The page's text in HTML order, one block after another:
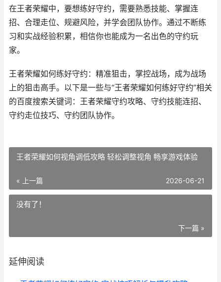
在王者荣耀中，要想练好守约，需要熟悉技能、掌握连
招、合理走位、规避风险，并学会团队协作。通过不断练
习和实战经验积累，相信你也能成为一名出色的守约玩
家。
王者荣耀如何练好守约：精准狙击，掌控战场，成为战场
上的狙击高手。以下是一些与“王者荣耀如何练好守约”相关
的百度搜索关键词：王者荣耀守约攻略、守约技能连招、
守约走位技巧、守约团队协作。
王者荣耀如何视角调低攻略 轻松调整视角 畅享游戏体验
« 上一篇 2026-06-21
没有了！
下一篇 »
延伸阅读